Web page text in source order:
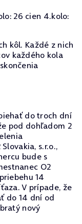
26 cien 4.kolo:
kôl. Každé z nich
každého kola
do troch dní
pod dohľadom 2
s.r.o.,
bude s
O2
14
V prípade, že
do 14 dní od
nový